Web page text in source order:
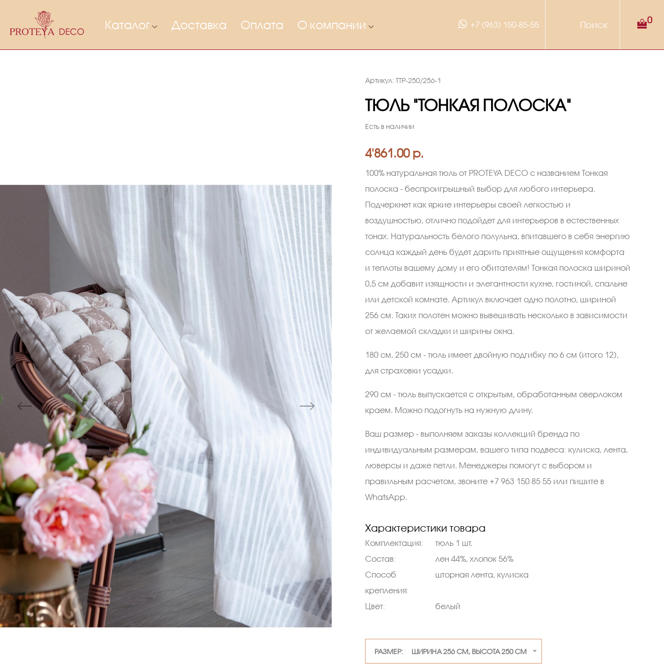
Каталог Доставка Оплата О компании +7 (963) 150-85-55 0
Артикул: TTP-250/256-1
ТЮЛЬ "ТОНКАЯ ПОЛОСКА"
Есть в наличии
4'861.00 р.
100% натуральная тюль от PROTEYA DECO с названием Тонкая
полоска - беспроигрышный выбор для любого интерьера.
Подчеркнет как яркие интерьеры своей легкостью и
воздушностью, отлично подойдет для интерьеров в естественных
тонах. Натуральность белого полульна, впитавшего в себя энергию
солнца каждый день будет дарить приятные ощущения комфорта
и теплоты вашему дому и его обитателям! Тонкая полоска шириной
0,5 см добавит изящности и элегантности кухне, гостиной, спальне
или детской комнате. Артикул включает одно полотно, шириной
256 см. Таких полотен можно вывешивать несколько в зависимости
от желаемой складки и ширины окна.
180 см, 250 см - тюль имеет двойную подгибку по 6 см (итого 12),
для страховки усадки.
290 см - тюль выпускается с открытым, обработанным оверлоком
краем. Можно подогнуть на нужную длину.
Ваш размер - выполняем заказы коллекций бренда по
индивидуальным размерам, вашего типа подвеса: кулиска, лента,
люверсы и даже петли. Менеджеры помогут с выбором и
правильным расчетом, звоните +7 963 150 85 55 или пишите в
WhatsApp.
Характеристики товара
Комплектация:
тюль 1 шт.
Состав:
лен 44%, хлопок 56%
Способ
крепления:
шторная лента, кулиска
Цвет: белый
РАЗМЕР: ШИРИНА 256 СМ, ВЫСОТА 250 СМ